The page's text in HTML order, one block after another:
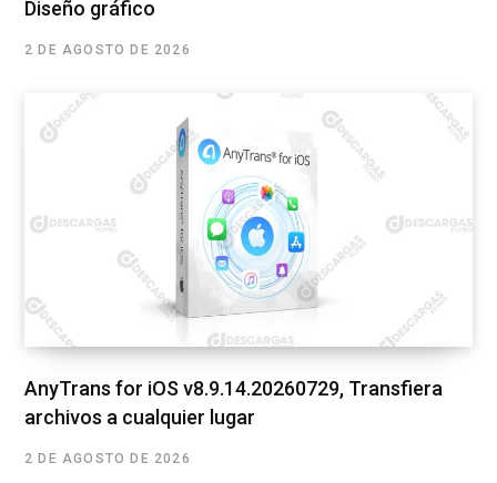
Diseño gráfico
2 DE AGOSTO DE 2026
AnyTrans for iOS v8.9.14.20260729, Transfiera
archivos a cualquier lugar
2 DE AGOSTO DE 2026